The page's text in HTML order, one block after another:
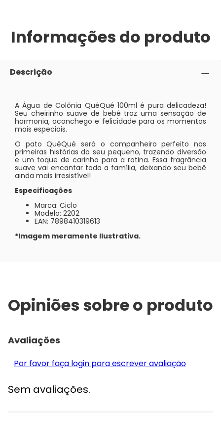
Informações do produto
Descrição
A Água de Colônia QuéQué 100ml é pura delicadeza!
Seu cheirinho suave de bebê traz uma sensação de
harmonia, aconchego e felicidade para os momentos
mais especiais.
O pato QuéQué será o companheiro perfeito nas
primeiras histórias do seu pequeno, trazendo diversão
e um toque de carinho para a rotina. Essa fragrância
suave vai encantar toda a família, deixando seu bebê
ainda mais irresistível!
Especificações
Marca: Ciclo
Modelo: 2202
EAN: 7898410319613
*Imagem meramente Ilustrativa.
Opiniões sobre o produto
Avaliações
Por favor faça login para escrever avaliação
Sem avaliações.